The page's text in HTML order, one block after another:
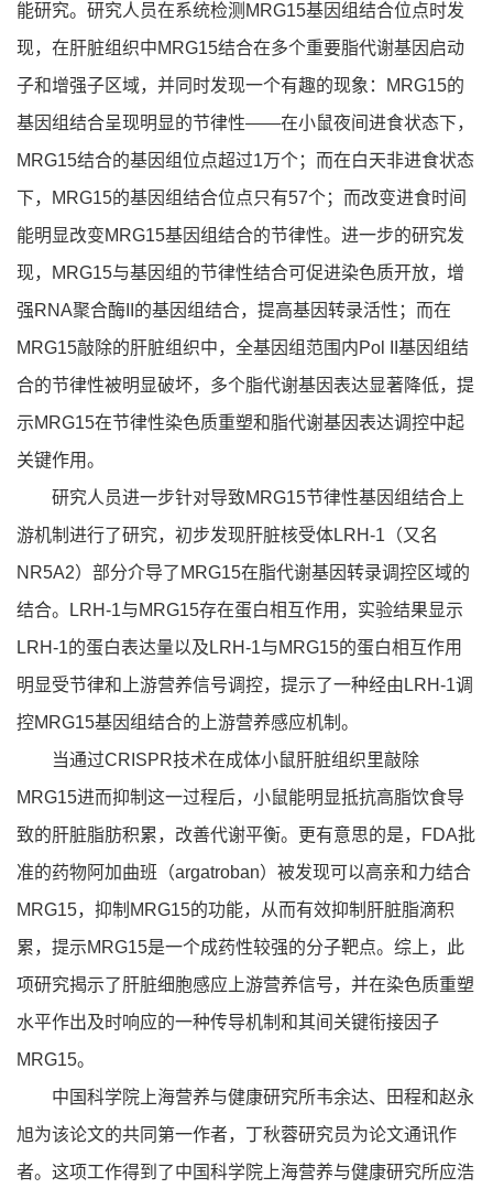
能研究。研究人员在系统检测MRG15基因组结合位点时发
现，在肝脏组织中MRG15结合在多个重要脂代谢基因启动
子和增强子区域，并同时发现一个有趣的现象：MRG15的
基因组结合呈现明显的节律性——在小鼠夜间进食状态下，
MRG15结合的基因组位点超过1万个；而在白天非进食状态
下，MRG15的基因组结合位点只有57个；而改变进食时间
能明显改变MRG15基因组结合的节律性。进一步的研究发
现，MRG15与基因组的节律性结合可促进染色质开放，增
强RNA聚合酶II的基因组结合，提高基因转录活性；而在
MRG15敲除的肝脏组织中，全基因组范围内Pol II基因组结
合的节律性被明显破坏，多个脂代谢基因表达显著降低，提
示MRG15在节律性染色质重塑和脂代谢基因表达调控中起
关键作用。
研究人员进一步针对导致MRG15节律性基因组结合上
游机制进行了研究，初步发现肝脏核受体LRH-1（又名
NR5A2）部分介导了MRG15在脂代谢基因转录调控区域的
结合。LRH-1与MRG15存在蛋白相互作用，实验结果显示
LRH-1的蛋白表达量以及LRH-1与MRG15的蛋白相互作用
明显受节律和上游营养信号调控，提示了一种经由LRH-1调
控MRG15基因组结合的上游营养感应机制。
当通过CRISPR技术在成体小鼠肝脏组织里敲除
MRG15进而抑制这一过程后，小鼠能明显抵抗高脂饮食导
致的肝脏脂肪积累，改善代谢平衡。更有意思的是，FDA批
准的药物阿加曲班（argatroban）被发现可以高亲和力结合
MRG15，抑制MRG15的功能，从而有效抑制肝脏脂滴积
累，提示MRG15是一个成药性较强的分子靶点。综上，此
项研究揭示了肝脏细胞感应上游营养信号，并在染色质重塑
水平作出及时响应的一种传导机制和其间关键衔接因子
MRG15。
中国科学院上海营养与健康研究所韦余达、田程和赵永
旭为该论文的共同第一作者，丁秋蓉研究员为论文通讯作
者。这项工作得到了中国科学院上海营养与健康研究所应浩